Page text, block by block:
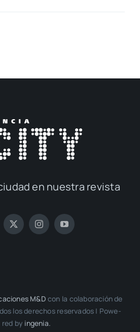
en nues­tra revis­ta
M&D con la cola­bo­ra­ción de
los dere­chos reser­va­dos | Powe­
red by inge­nia.